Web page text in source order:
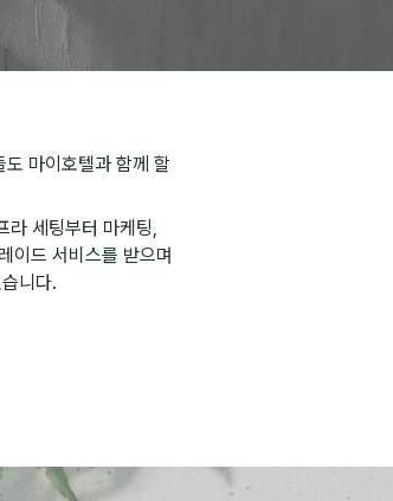
마이호텔과 함께 할
라 세팅부터 마케팅,
이드 서비스를 받으며
니다.